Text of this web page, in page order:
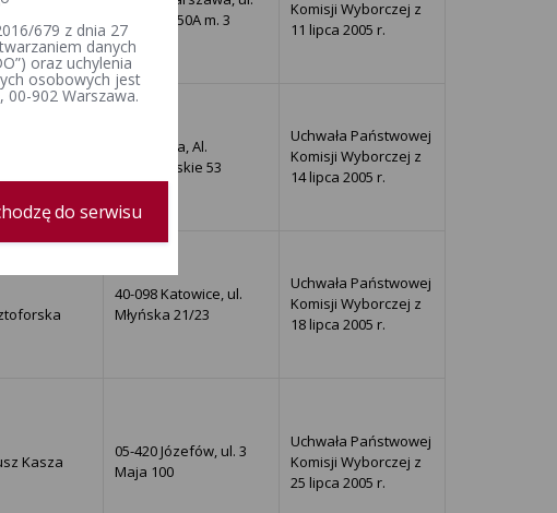
Jasielska 50A m. 3
Komisji Wyborczej z
11 lipca 2005 r.
Warszawa, Al.
Jerozolimskie 53
Uchwała Państwowej
Komisji Wyborczej z
14 lipca 2005 r.
40-098 Katowice, ul.
Młyńska 21/23
Uchwała Państwowej
Komisji Wyborczej z
18 lipca 2005 r.
Kasza
05-420 Józefów, ul. 3
Maja 100
Uchwała Państwowej
Komisji Wyborczej z
25 lipca 2005 r.
679 z dnia 27
danych
oraz uchylenia
osobowych jest
00-902 Warszawa.
do serwisu